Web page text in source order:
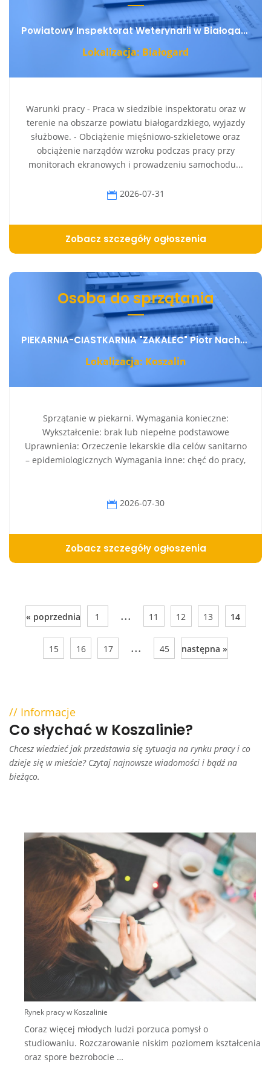
Powiatowy Inspektorat Weterynarii w Białogardzie
Lokalizacja: Białogard
Warunki pracy - Praca w siedzibie inspektoratu oraz w
terenie na obszarze powiatu białogardzkiego, wyjazdy
służbowe. - Obciążenie mięśniowo-szkieletowe oraz
obciążenie narządów wzroku podczas pracy przy
monitorach ekranowych i prowadzeniu samochodu...
2026-07-31
Zobacz szczegóły ogłoszenia
Osoba do sprzątania
PIEKARNIA-CIASTKARNIA "ZAKALEC" Piotr Nachyła
Lokalizacja: Koszalin
Sprzątanie w piekarni. Wymagania konieczne:
Wykształcenie: brak lub niepełne podstawowe
Uprawnienia: Orzeczenie lekarskie dla celów sanitarno
– epidemiologicznych Wymagania inne: chęć do pracy,
2026-07-30
Zobacz szczegóły ogłoszenia
« poprzednia 1 ... 11 12 13 14
15 16 17 ... 45 następna »
Informacje
Co słychać w Koszalinie?
Chcesz wiedzieć jak przedstawia się sytuacja na rynku pracy i co
dzieje się w mieście? Czytaj najnowsze wiadomości i bądź na
bieżąco.
Rynek pracy w Koszalinie
Coraz więcej młodych ludzi porzuca pomysł o
studiowaniu. Rozczarowanie niskim poziomem kształcenia
oraz spore bezrobocie …